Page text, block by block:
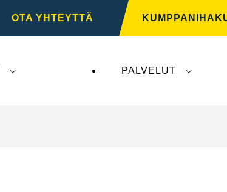
OTA YHTEYTTÄ
PALVELUT